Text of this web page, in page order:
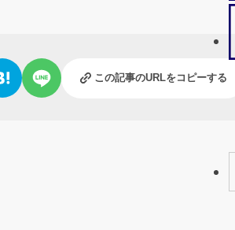
この記事のURLをコピーする